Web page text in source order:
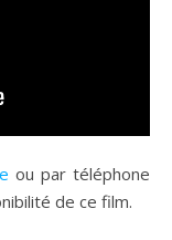
ou par téléphone
de ce film.